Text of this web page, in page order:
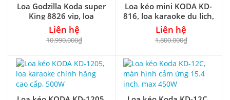
Loa Godzilla Koda super
King 8826 vip, loa
karaoke kiểu tủ TV
Liên hệ
10.990.000₫
Loa kéo mini KODA KD-
816, loa karaoke du lịch,
bass 2 tấc
Liên hệ
1.800.000₫